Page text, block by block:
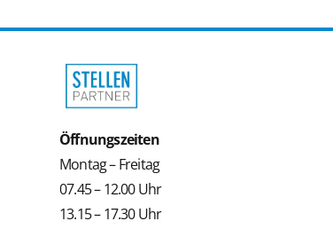
Öffnungszeiten
Montag – Freitag
07.45 – 12.00 Uhr
13.15 – 17.30 Uhr